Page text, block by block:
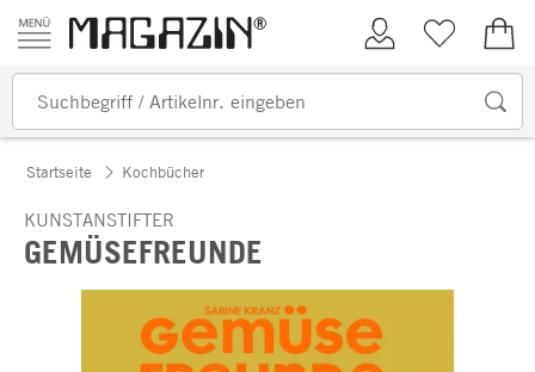
Zum Inhalt springen
Kundenkonto
Merkliste
Startseite Kochbücher
KUNSTANSTIFTER
GEMÜSEFREUNDE